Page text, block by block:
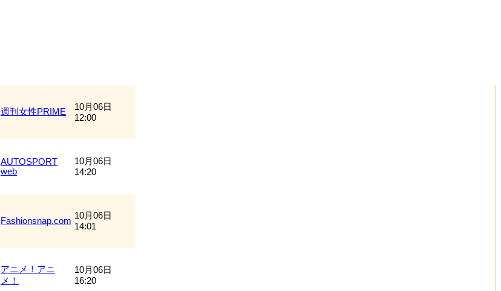
週刊女性PRIME
10月06日
12:00
AUTOSPORT
web
10月06日
14:20
Fashionsnap.com
10月06日
14:01
アニメ！アニ
メ！
10月06日
16:20